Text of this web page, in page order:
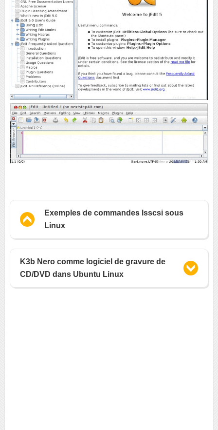
Exemples de commandes lsscsi sous
Linux
K3b Nero comme logiciel de gravure de
CD/DVD dans Ubuntu Linux